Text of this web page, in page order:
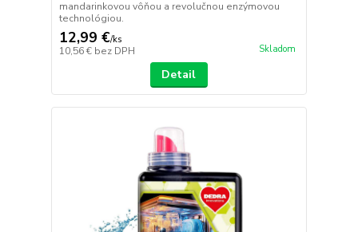
mandarinkovou vôňou a revolučnou enzýmovou
technológiou.
12,99 €/ks
10,56 € bez DPH Skladom
Detail